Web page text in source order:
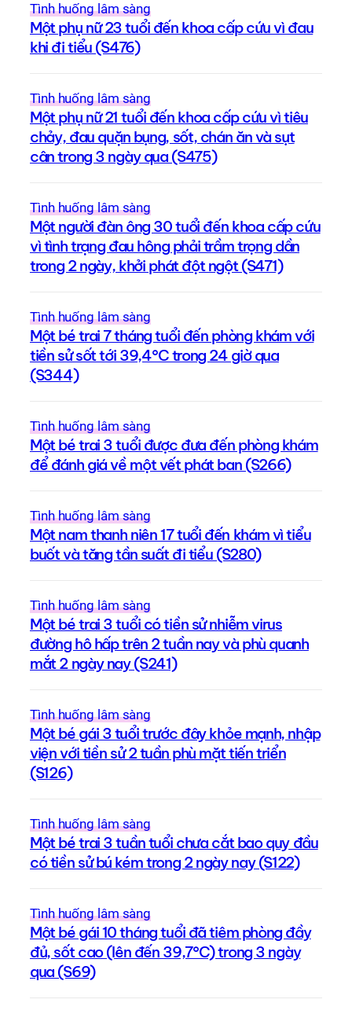
Tình huống lâm sàng
Một phụ nữ 23 tuổi đến khoa cấp cứu vì đau
khi đi tiểu (S476)
Tình huống lâm sàng
Một phụ nữ 21 tuổi đến khoa cấp cứu vì tiêu
chảy, đau quặn bụng, sốt, chán ăn và sụt
cân trong 3 ngày qua (S475)
Tình huống lâm sàng
Một người đàn ông 30 tuổi đến khoa cấp cứu
vì tình trạng đau hông phải trầm trọng dần
trong 2 ngày, khởi phát đột ngột (S471)
Tình huống lâm sàng
Một bé trai 7 tháng tuổi đến phòng khám với
tiền sử sốt tới 39,4°C trong 24 giờ qua
(S344)
Tình huống lâm sàng
Một bé trai 3 tuổi được đưa đến phòng khám
để đánh giá về một vết phát ban (S266)
Tình huống lâm sàng
Một nam thanh niên 17 tuổi đến khám vì tiểu
buốt và tăng tần suất đi tiểu (S280)
Tình huống lâm sàng
Một bé trai 3 tuổi có tiền sử nhiễm virus
đường hô hấp trên 2 tuần nay và phù quanh
mắt 2 ngày nay (S241)
Tình huống lâm sàng
Một bé gái 3 tuổi trước đây khỏe mạnh, nhập
viện với tiền sử 2 tuần phù mặt tiến triển
(S126)
Tình huống lâm sàng
Một bé trai 3 tuần tuổi chưa cắt bao quy đầu
có tiền sử bú kém trong 2 ngày nay (S122)
Tình huống lâm sàng
Một bé gái 10 tháng tuổi đã tiêm phòng đầy
đủ, sốt cao (lên đến 39,7°C) trong 3 ngày
qua (S69)